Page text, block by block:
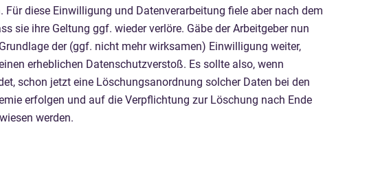
diese Einwilligung und Datenverarbeitung fiele aber nach dem
sie ihre Geltung ggf. wieder verlöre. Gäbe der Arbeitgeber nun
der (ggf. nicht mehr wirksamen) Einwilligung weiter,
erheblichen Datenschutzverstoß. Es sollte also, wenn
schon jetzt eine Löschungsanordnung solcher Daten bei den
erfolgen und auf die Verpflichtung zur Löschung nach Ende
werden.